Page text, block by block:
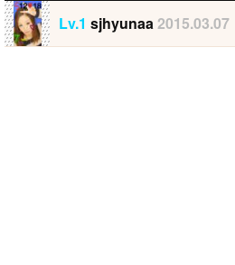
Lv.1 sjhyunaa2015.03.07